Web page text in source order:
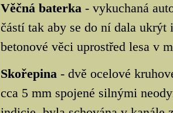
Věčná baterka- vykuchaná
částí tak aby se do ní dala
betonové věci uprostřed lesa v
Skořepina- dvě ocelové
cca 5 mm spojené silnými